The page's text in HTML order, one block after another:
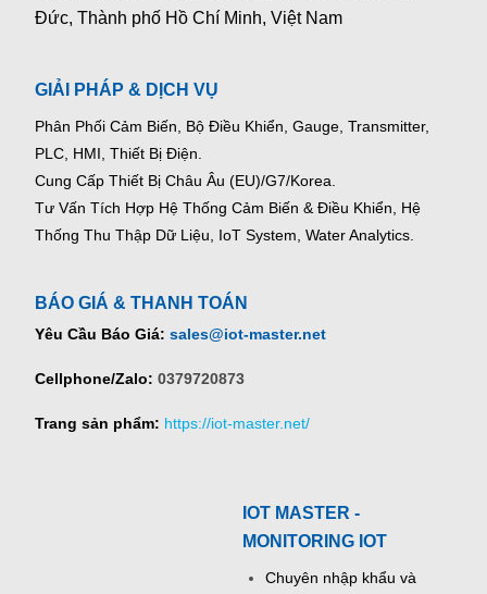
Đức, Thành phố Hồ Chí Minh, Việt Nam
GIẢI PHÁP & DỊCH VỤ
Phân Phối Cảm Biến, Bộ Điều Khiển, Gauge, Transmitter,
PLC, HMI, Thiết Bị Điện.
Cung Cấp Thiết Bị Châu Âu (EU)/G7/Korea.
Tư Vấn Tích Hợp Hệ Thống Cảm Biến & Điều Khiển, Hệ
Thống Thu Thập Dữ Liệu, IoT System, Water Analytics.
BÁO GIÁ & THANH TOÁN
Yêu Cầu Báo Giá: sales@iot-master.net
Cellphone/Zalo: 0379720873
Trang sản phẩm: https://iot-master.net/
IOT MASTER -
MONITORING IOT
Chuyên nhập khẩu và